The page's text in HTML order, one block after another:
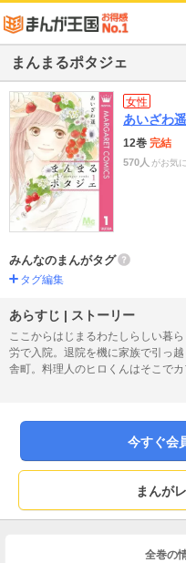
まんまるポタジェ
女性
あいざわ遥
12巻 完結
570人 がお気
みんなのまんがタグ
タグ編集
あらすじ | ストーリー
ここからはじまるわたしらしい暮
労で入院。退院を機に家族で引っ
舎町。料理人のヒロくんはそこで
けて距離の出来ていたハナとの関
今すぐ会
まんが
全巻の